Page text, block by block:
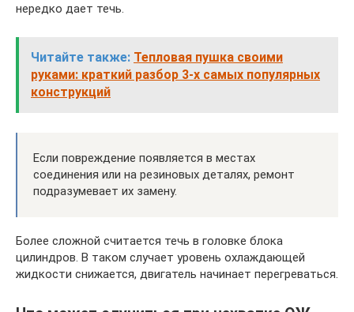
нередко дает течь.
Читайте также: Тепловая пушка своими
руками: краткий разбор 3-х самых популярных
конструкций
Если повреждение появляется в местах
соединения или на резиновых деталях, ремонт
подразумевает их замену.
Более сложной считается течь в головке блока
цилиндров. В таком случает уровень охлаждающей
жидкости снижается, двигатель начинает перегреваться.